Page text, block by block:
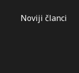
Noviji članci